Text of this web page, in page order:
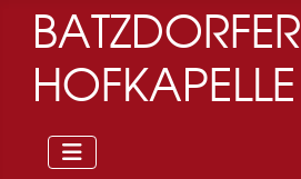
BATZDORFER
HOFKAPELLE